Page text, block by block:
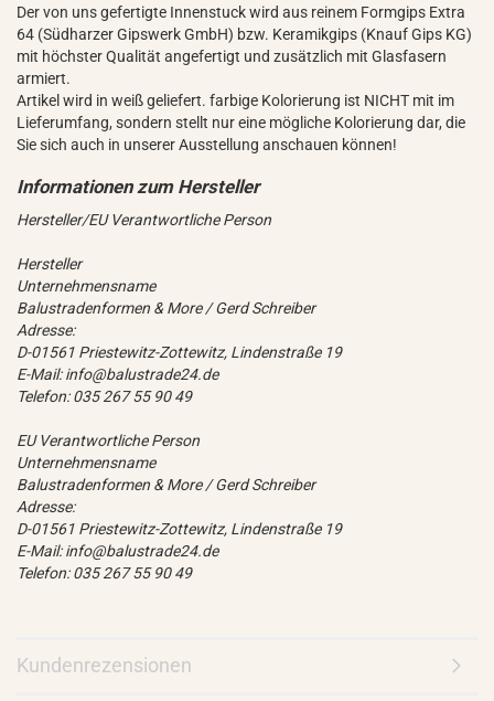
Der von uns gefertigte Innenstuck wird aus reinem Formgips Extra
64 (Südharzer Gipswerk GmbH) bzw. Keramikgips (Knauf Gips KG)
mit höchster Qualität angefertigt und zusätzlich mit Glasfasern
armiert.
Artikel wird in weiß geliefert. farbige Kolorierung ist NICHT mit im
Lieferumfang, sondern stellt nur eine mögliche Kolorierung dar, die
Sie sich auch in unserer Ausstellung anschauen können!
Hersteller/EU Verantwortliche Person
Hersteller
Unternehmensname
Balustradenformen & More / Gerd Schreiber
Adresse:
D-01561 Priestewitz-Zottewitz, Lindenstraße 19
E-Mail: info@balustrade24.de
Telefon: 035 267 55 90 49
EU Verantwortliche Person
Unternehmensname
Balustradenformen & More / Gerd Schreiber
Adresse:
D-01561 Priestewitz-Zottewitz, Lindenstraße 19
E-Mail: info@balustrade24.de
Telefon: 035 267 55 90 49
Kundenrezensionen